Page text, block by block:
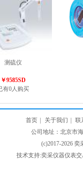
测硫仪
￥9585SD
有0人购买
首页 关于我们
联
公司地址：北京市
(c)2017-2026
技术支持:奕采仪器仪表